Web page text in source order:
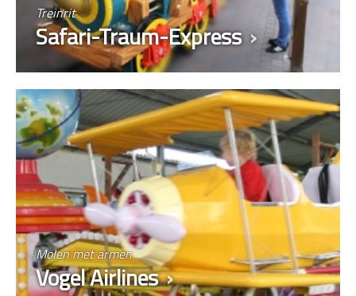
Treinrit
Safari-Traum-Express
Molen met armen
Vogel Airlines